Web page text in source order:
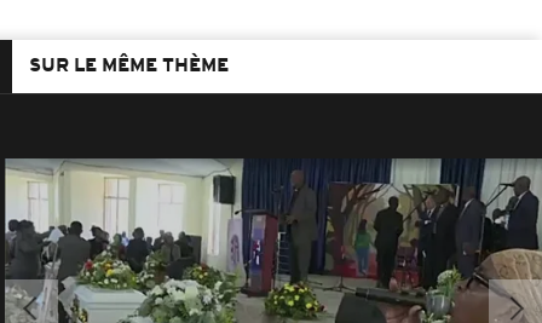
SUR LE MÊME THÈME